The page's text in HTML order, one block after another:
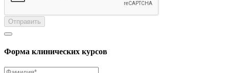
Отправить
Форма клинических курсов